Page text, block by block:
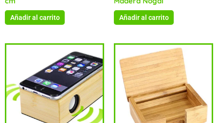
Añadir al carrito Añadir al carrito